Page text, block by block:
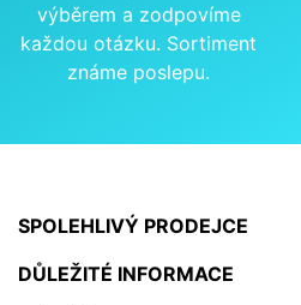
výběrem a zodpovíme
každou otázku. Sortiment
známe poslepu.
SPOLEHLIVÝ PRODEJCE
DŮLEŽITÉ INFORMACE